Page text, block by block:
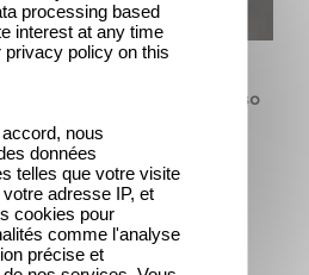
FILM
selezionato fuori concorso
processing based
interest at any time
privacy policy on this
nous
données
telles que votre visite
adresse IP, et
cookies pour
comme l'analyse
précise et